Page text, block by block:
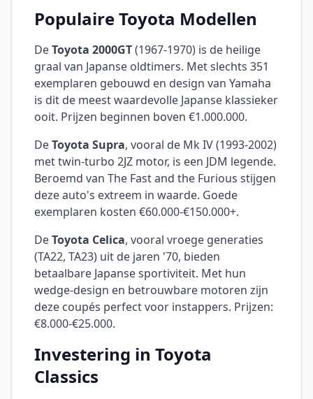
Populaire Toyota Modellen
DeToyota 2000GT(1967-1970) is de heilige
graal van Japanse oldtimers. Met slechts 351
exemplaren gebouwd en design van Yamaha
is dit de meest waardevolle Japanse klassieker
ooit. Prijzen beginnen boven €1.000.000.
DeToyota Supra, vooral de Mk IV (1993-2002)
met twin-turbo 2JZ motor, is een JDM legende.
Beroemd van The Fast and the Furious stijgen
deze auto's extreem in waarde. Goede
exemplaren kosten €60.000-€150.000+.
DeToyota Celica, vooral vroege generaties
(TA22, TA23) uit de jaren '70, bieden
betaalbare Japanse sportiviteit. Met hun
wedge-design en betrouwbare motoren zijn
deze coupés perfect voor instappers. Prijzen:
€8.000-€25.000.
Investering in Toyota
Classics